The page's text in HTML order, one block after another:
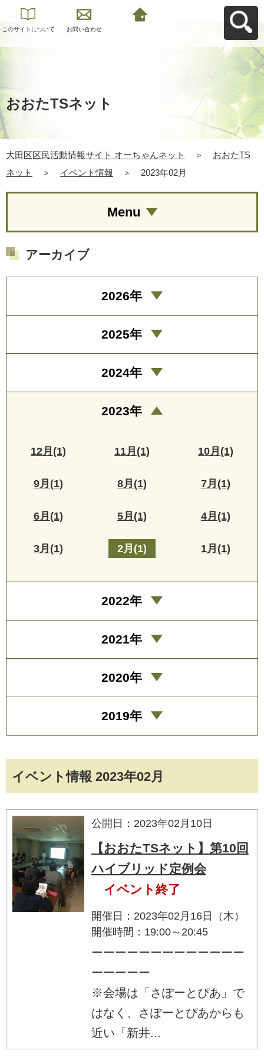
このサイトについて お問い合わせ
おおたTSネット
大田区区民活動情報サイト オーちゃんネット ＞
おおたTS
ネット
＞ イベント情報 ＞ 2023年02月
イベント情報 2023年02月
公開日：2023年02月10日
【おおたTSネット】第10回
ハイブリッド定例会
イベント終了
開催日：2023年02月16日（木）
開催時間：19:00～20:45
ーーーーーーーーーーーーー
ーーーーー
※会場は「さぽーとぴあ」で
はなく、さぽーとぴあからも
近い「新井...
Menu
アーカイブ
2026年
2025年
2024年
2023年
12月(1) 11月(1) 10月(1)
9月(1) 8月(1) 7月(1)
6月(1) 5月(1) 4月(1)
3月(1) 2月(1) 1月(1)
2022年
2021年
2020年
2019年